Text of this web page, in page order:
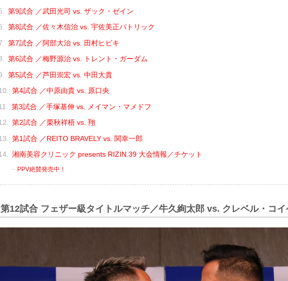
第9試合 ／武田光司 vs. ザック・ゼイン
第8試合 ／佐々木信治 vs. 宇佐美正パトリック
第7試合 ／阿部大治 vs. 田村ヒビキ
第6試合 ／梅野源治 vs. トレント・ガーダム
第5試合 ／芦田崇宏 vs. 中田大貴
第4試合 ／中原由貴 vs. 原口央
第3試合 ／手塚基伸 vs. メイマン・マメドフ
第2試合 ／栗秋祥梧 vs. 翔
第1試合 ／REITO BRAVELY vs. 関幸一郎
湘南美容クリニック presents RIZIN.39 大会情報／チケット
PPV絶賛発売中！
第12試合 フェザー級タイトルマッチ／牛久絢太郎 vs. クレベル・コイ